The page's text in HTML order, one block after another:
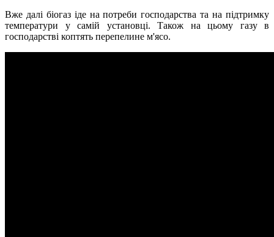
Вже далі біогаз іде на потреби господарства та на підтримку
температури у самій установці. Також на цьому газу в
господарстві коптять перепелине м'ясо.